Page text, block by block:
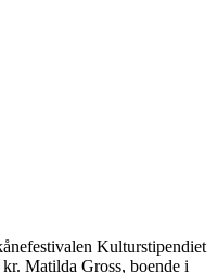
Kulturstipendiet
Matilda Gross, boende i